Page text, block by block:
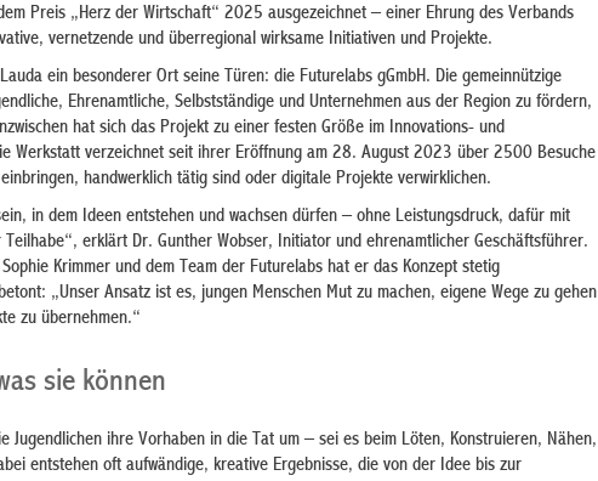
Preis „Herz der Wirtschaft“ 2025 ausgezeichnet – einer Ehrung des Verbands
vernetzende und überregional wirksame Initiativen und Projekte.
ein besonderer Ort seine Türen: die Futurelabs gGmbH. Die gemeinnützige
Ehrenamtliche, Selbstständige und Unternehmen aus der Region zu fördern,
hat sich das Projekt zu einer festen Größe im Innovations- und
Werkstatt verzeichnet seit ihrer Eröffnung am 28. August 2023 über 2500 Besuche
handwerklich tätig sind oder digitale Projekte verwirklichen.
in dem Ideen entstehen und wachsen dürfen – ohne Leistungsdruck, dafür mit
erklärt Dr. Gunther Wobser, Initiator und ehrenamtlicher Geschäftsführer.
Krimmer und dem Team der Futurelabs hat er das Konzept stetig
„Unser Ansatz ist es, jungen Menschen Mut zu machen, eigene Wege zu gehen
zu übernehmen.“
sie können
Jugendlichen ihre Vorhaben in die Tat um – sei es beim Löten, Konstruieren, Nähen,
entstehen oft aufwändige, kreative Ergebnisse, die von der Idee bis zur